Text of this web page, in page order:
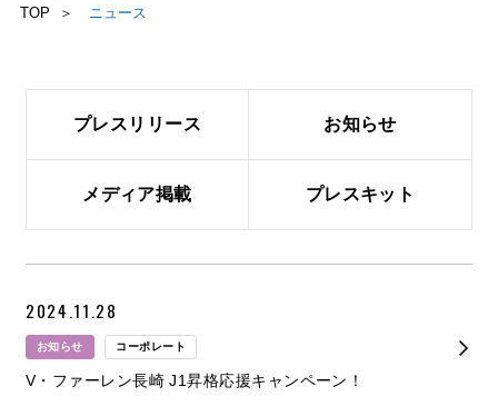
採用情報
IR（投資家情報）
お問い合わせ
TOP ニュース
プレスリリース お知らせ
メディア掲載 プレスキット
2024.11.28
お知らせ コーポレート
V・ファーレン長崎 J1昇格応援キャンペーン！